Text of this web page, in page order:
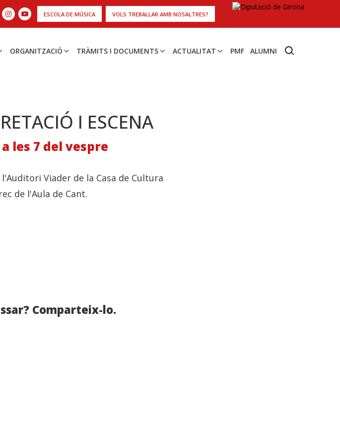
ESCOLA DE MÚSICA VOLS TREBALLAR AMB NOSALTRES?
ORGANITZACIÓ TRÀMITS I DOCUMENTS ACTUALITAT PMF ALUMNI
I ESCENA
les 7 del vespre
Viader de la Casa de Cultura
de l'Aula de Cant.
Comparteix-lo.